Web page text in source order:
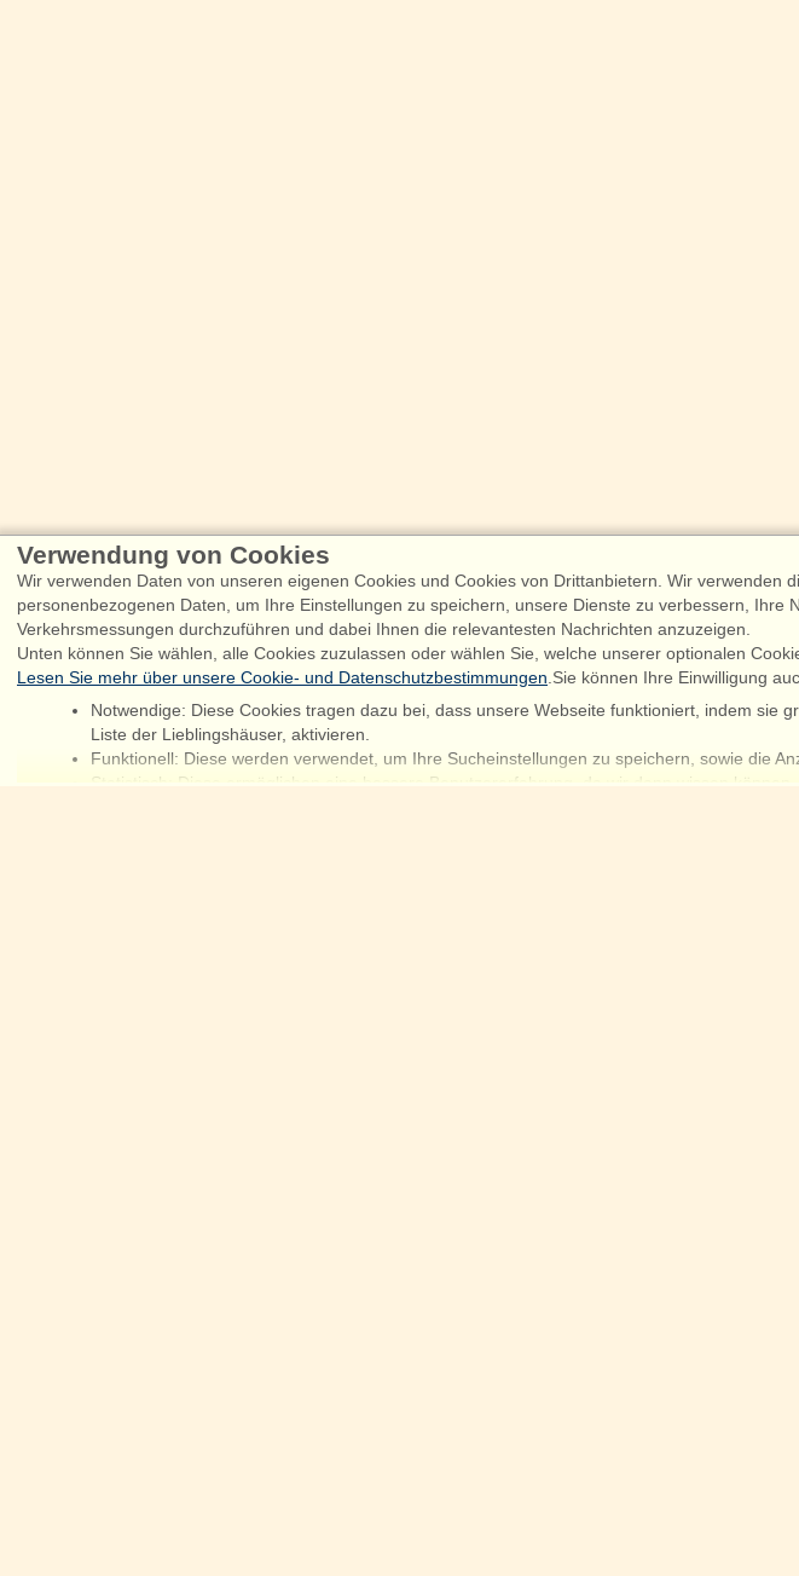
Verwendung von Cookies
Wir verwenden Daten von unseren eigenen Cookies und Cookies von Drittanbietern. Wir verwenden
personenbezogenen Daten, um Ihre Einstellungen zu speichern, unsere Dienste zu verbessern, Ihre
Verkehrsmessungen durchzuführen und dabei Ihnen die relevantesten Nachrichten anzuzeigen.
Unten können Sie wählen, alle Cookies zuzulassen oder wählen Sie, welche unserer optionalen
Lesen Sie mehr über unsere Cookie- und Datenschutzbestimmungen .Sie können Ihre Einwilligung
Notwendige: Diese Cookies tragen dazu bei, dass unsere Webseite funktioniert, indem sie
Liste der Lieblingshäuser, aktivieren.
Funktionell: Diese werden verwendet, um Ihre Sucheinstellungen zu speichern, sowie die
Statistisch: Diese ermöglichen eine bessere Benutzererfahrung, da wir dann wissen
Chat